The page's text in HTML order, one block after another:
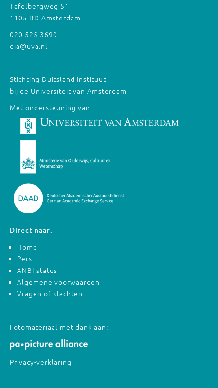
Tafelbergweg 51
1105 BD Amsterdam
020 525 3690
dia@uva.nl
Stichting Duitsland Instituut
bij de Universiteit van Amsterdam
Met ondersteuning van
Direct naar:
Home
Pers
ANBI-status
Algemene voorwaarden
Vragen of klachten
Fotomateriaal met dank aan:
Privacy-verklaring